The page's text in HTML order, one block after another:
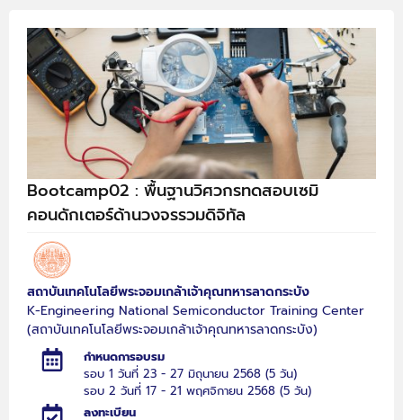
Bootcamp02 : พื้นฐานวิศวกรทดสอบเซมิ
คอนดักเตอร์ด้านวงจรรวมดิจิทัล
สถาบันเทคโนโลยีพระจอมเกล้าเจ้าคุณทหารลาดกระบัง
K-Engineering National Semiconductor Training Center
(สถาบันเทคโนโลยีพระจอมเกล้าเจ้าคุณทหารลาดกระบัง)
กำหนดการอบรม
รอบ 1 วันที่ 23 - 27 มิถุนายน 2568 (5 วัน)
รอบ 2 วันที่ 17 - 21 พฤศจิกายน 2568 (5 วัน)
ลงทะเบียน